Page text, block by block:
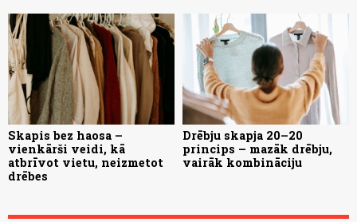
Skapis bez haosa –
vienkārši veidi, kā
atbrīvot vietu, neizmetot
drēbes
Drēbju skapja 20–20
princips – mazāk drēbju,
vairāk kombināciju